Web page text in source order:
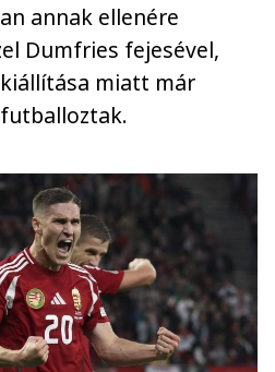
annak ellenére
Dumfries fejesével,
miatt már